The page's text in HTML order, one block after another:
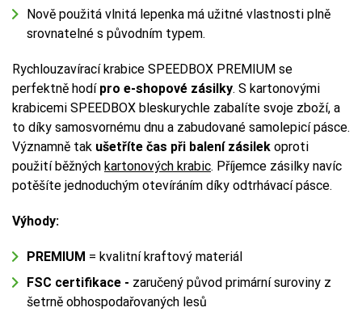
Nově použitá vlnitá lepenka má užitné vlastnosti plně
srovnatelné s původním typem.
Rychlouzavírací krabice SPEEDBOX PREMIUM se
perfektně hodí pro e-shopové zásilky. S kartonovými
krabicemi SPEEDBOX bleskurychle zabalíte svoje zboží, a
to díky samosvornému dnu a zabudované samolepicí pásce.
Významně tak ušetříte čas při balení zásilek oproti
použití běžných kartonových krabic. Příjemce zásilky navíc
potěšíte jednoduchým otevíráním díky odtrhávací pásce.
Výhody:
PREMIUM = kvalitní kraftový materiál
FSC certifikace - zaručený původ primární suroviny z
šetrně obhospodařovaných lesů